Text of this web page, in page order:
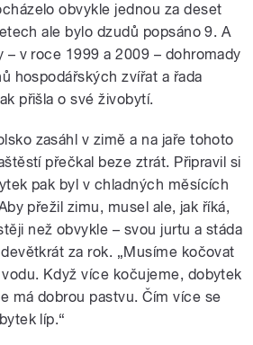
obvykle jednou za deset
ale bylo dzudů popsáno 9. A
– v roce 1999 a 2009 – dohromady
hospodářských zvířat a řada
přišla o své živobytí.
zasáhl v zimě a na jaře tohoto
přečkal beze ztrát. Připravil si
pak byl v chladných měsících
přežil zimu, musel ale, jak říká,
než obvykle – svou jurtu a stáda
za rok. „Musíme kočovat
Když více kočujeme, dobytek
má dobrou pastvu. Čím více se
líp.“